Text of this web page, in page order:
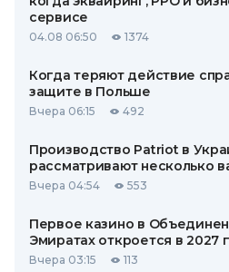
сервисе
04.08 06:50 1374
Когда теряют действие
защите в Польше
Вчера 06:15 492
Производство Patriot в
рассматривают несколько
Вчера 04:54 553
Первое казино в
Эмиратах откроется в 2027
Вчера 03:15 113